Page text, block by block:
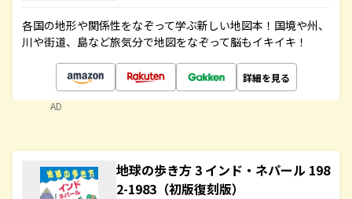
各国の地形や関係性をなぞって学ぶ新しい地図本！国境や州、
川や街道、島など旅気分で地図をなぞって脳もイキイキ！
詳細を見る
AD
地球の歩き方 3 インド・ネパール 198
2-1983（初版復刻版）